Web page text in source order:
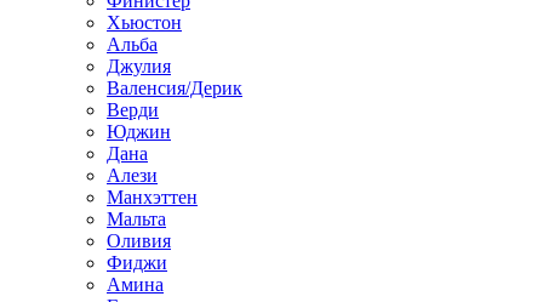
Хьюстон
Альба
Джулия
Валенсия/Дерик
Верди
Юджин
Дана
Алези
Манхэттен
Мальта
Оливия
Фиджи
Амина